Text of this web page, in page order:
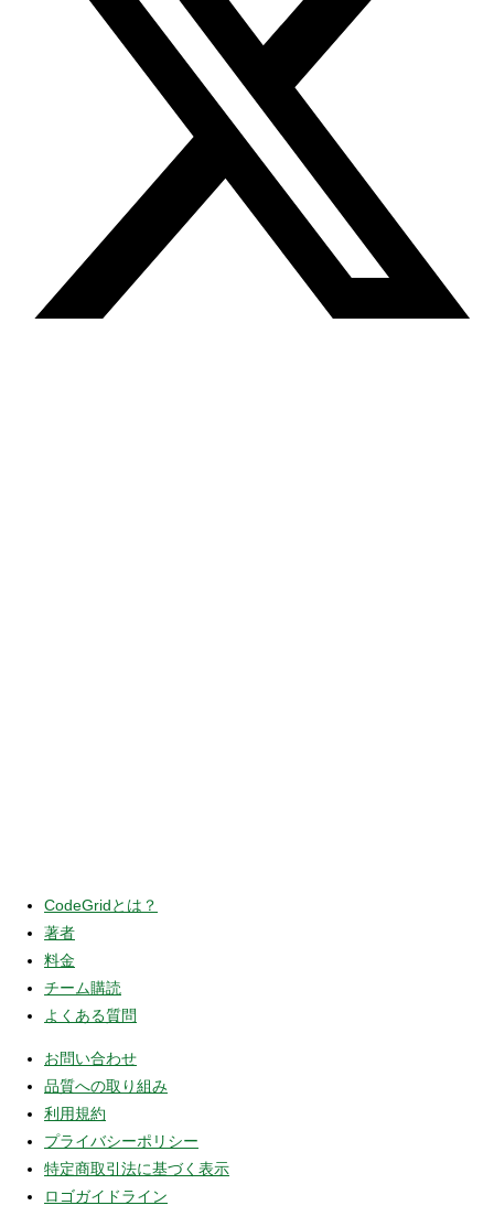
CodeGridとは？
著者
料金
チーム購読
よくある質問
お問い合わせ
品質への取り組み
利用規約
プライバシーポリシー
特定商取引法に基づく表示
ロゴガイドライン